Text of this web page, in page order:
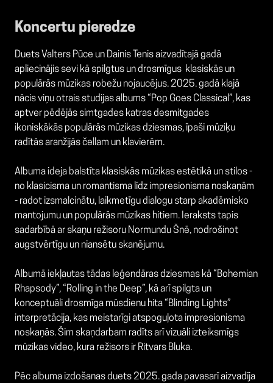
Koncertu pieredze
Duets Valters Pūce un Dainis Tenis aizvadītajā gadā
apliecinājis sevi kā spilgtus un drosmīgus klasiskās un
populārās mūzikas robežu nojaucējus. 2025. gadā klajā
nācis viņu otrais studijas albums “Pop Goes Classical”, kas
aptver pēdējās simtgades katras desmitgades
ikoniskākās populārās mūzikas dziesmas, īpaši mūziķu
radītās aranžijās čellam un klavierēm.
Albuma ideja balstīta klasiskās mūzikas estētikā un stilos -
no klasicisma un romantisma līdz impresionisma noskaņām
- radot izsmalcinātu, laikmetīgu dialogu starp akadēmisko
mantojumu un populārās mūzikas hitiem. Ieraksts tapis
sadarbībā ar skaņu režisoru Normundu Šnē, nodrošinot
augstvērtīgu un niansētu skanējumu.
Albumā iekļautas tādas leģendāras dziesmas kā “Bohemian
Rhapsody”, “Rolling in the Deep”, kā arī spilgta un
konceptuāli drosmīga mūsdienu hita “Blinding Lights”
interpretācija, kas meistarīgi atspoguļota impresionisma
noskaņās. Šim skaņdarbam radīts arī vizuāli izteiksmīgs
mūzikas video, kura režisors ir Ritvars Bluka.
Pēc albuma izdošanas duets 2025. gada pavasarī aizvadīja